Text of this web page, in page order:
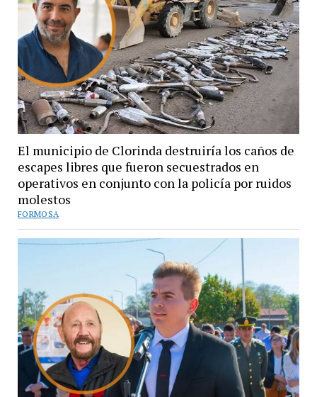
El municipio de Clorinda destruiría los caños de
escapes libres que fueron secuestrados en
operativos en conjunto con la policía por ruidos
molestos
FORMOSA